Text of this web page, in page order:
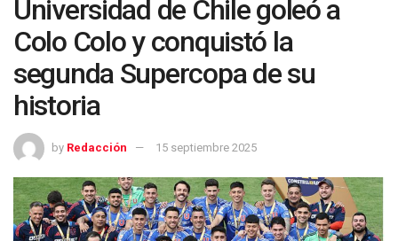
Universidad de Chile goleó a
Colo Colo y conquistó la
segunda Supercopa de su
historia
by Redacción 15 septiembre 2025